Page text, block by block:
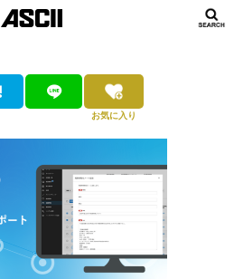
お気に入り